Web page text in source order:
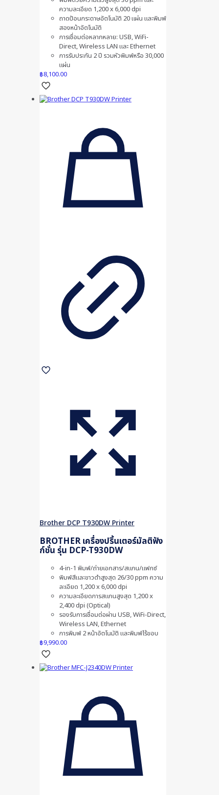
ความละเอียด 1,200 x 6,000 dpi
ถาดป้อนกระดาษอัตโนมัติ 20 แผ่น และพิมพ์
สองหน้าอัตโนมัติ
การเชื่อมต่อหลากหลาย: USB, WiFi-
Direct, Wireless LAN และ Ethernet
การรับประกัน 2 ปี รวมหัวพิมพ์หรือ 30,000
แผ่น
฿8,100.00
Brother DCP T930DW Printer
BROTHER เครื่องปริ้นเตอร์มัลติฟัง
ก์ชั่น รุ่น DCP-T930DW
4-in-1 พิมพ์/ถ่ายเอกสาร/สแกน/แฟกซ์
พิมพ์สีและขาวดำสูงสุด 26/30 ppm ความ
ละเอียด 1,200 x 6,000 dpi
ความละเอียดการสแกนสูงสุด 1,200 x
2,400 dpi (Optical)
รองรับการเชื่อมต่อผ่าน USB, WiFi-Direct,
Wireless LAN, Ethernet
การพิมพ์ 2 หน้าอัตโนมัติ และพิมพ์ไร้ขอบ
฿9,990.00